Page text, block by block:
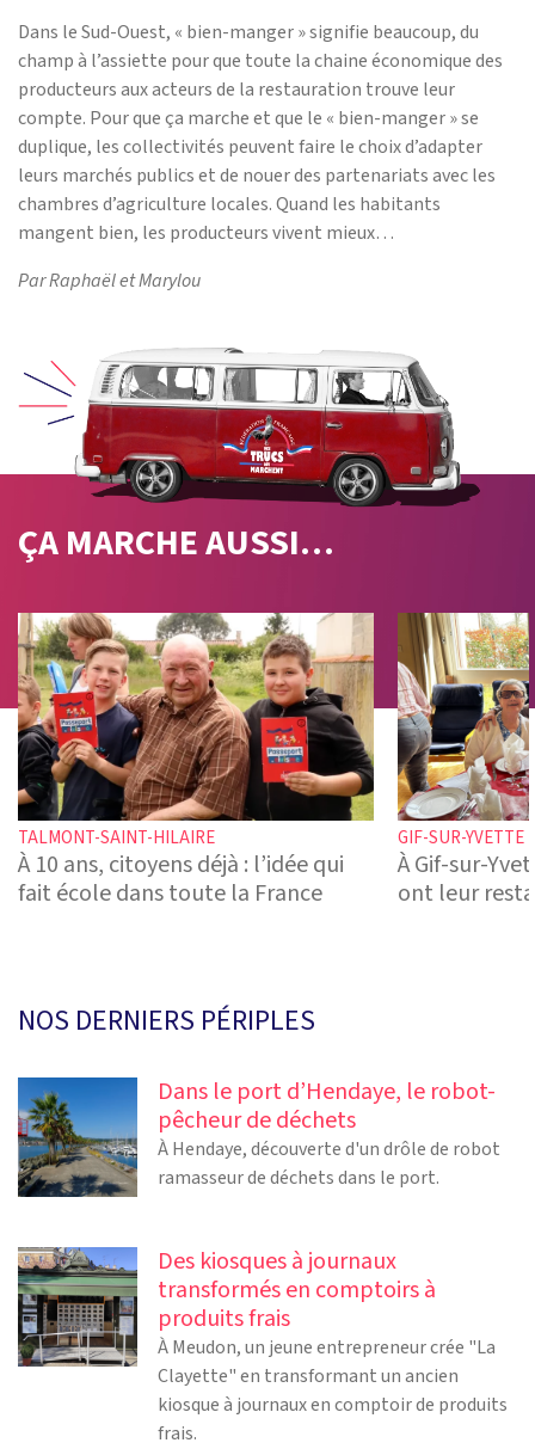
Dans le Sud-Ouest, « bien-manger » signifie beaucoup, du
champ à l’assiette pour que toute la chaine économique des
producteurs aux acteurs de la restauration trouve leur
compte. Pour que ça marche et que le « bien-manger » se
duplique, les collectivités peuvent faire le choix d’adapter
leurs marchés publics et de nouer des partenariats avec les
chambres d’agriculture locales. Quand les habitants
mangent bien, les producteurs vivent mieux…
Par Raphaël et Marylou
ÇA MARCHEAUSSI…
TALMONT-SAINT-HILAIRE
À 10 ans, citoyens déjà : l’idée qui
fait école dans toute la France
GIF-SUR-YVETTE
À Gif-sur-
ont leur
NOS DERNIERS PÉRIPLES
Dans le port d’Hendaye, le robot-
pêcheur de déchets
À Hendaye, découverte d'un drôle de robot
ramasseur de déchets dans le port.
Des kiosques à journaux
transformés en comptoirs à
produits frais
À Meudon, un jeune entrepreneur crée "La
Clayette" en transformant un ancien
kiosque à journaux en comptoir de produits
frais.